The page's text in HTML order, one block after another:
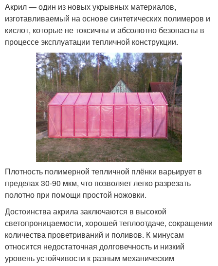
Акрил — один из новых укрывных материалов,
изготавливаемый на основе синтетических полимеров и
кислот, которые не токсичны и абсолютно безопасны в
процессе эксплуатации тепличной конструкции.
Плотность полимерной тепличной плёнки варьирует в
пределах 30-90 мкм, что позволяет легко разрезать
полотно при помощи простой ножовки.
Достоинства акрила заключаются в высокой
светопроницаемости, хорошей теплоотдаче, сокращении
количества проветриваний и поливов. К минусам
относится недостаточная долговечность и низкий
уровень устойчивости к разным механическим